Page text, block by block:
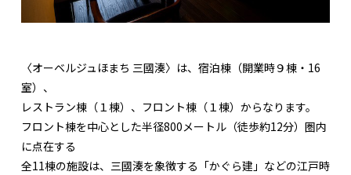
〈オーベルジュほまち 三國湊〉は、宿泊棟（開業時９棟・16
室）、
レストラン棟（１棟）、フロント棟（１棟）からなります。
フロント棟を中心とした半径800メートル（徒歩約12分）圏内
に点在する
全11棟の施設は、三國湊を象徴する「かぐら建」などの江戸時